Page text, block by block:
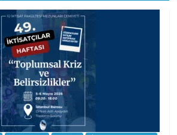
BİZ İKTİSATLILAR: İÇİMİZDEN BİRİ PROF.
…